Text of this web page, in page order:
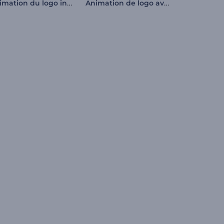
Animation du logo infernale Animation de logo avec montgolfière